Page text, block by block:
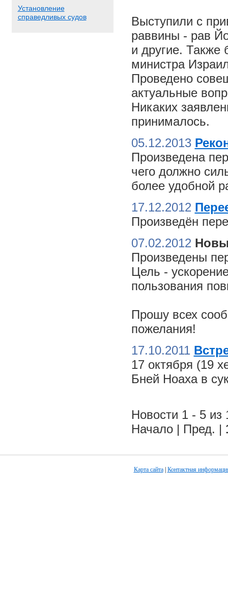
Установление
справедливых судов
Выступили с
раввины - рав
и другие. Также
министра
Проведено
актуальные
Никаких
принималось.
05.12.2013
Произведена
чего должно
более удобной
17.12.2012
Произведён
07.02.2012
Произведены
Цель -
пользования
Прошу всех
пожелания!
17.10.2011
17 октября (19
Бней Ноаха в
Новости 1 - 5 из
Начало | Пред. |
Карта сайта| Контактная